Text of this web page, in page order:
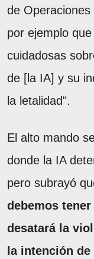
de
por ejemplo
cuidadosas
de [la IA] y su
la letalidad".
El alto mando
donde la IA
pero subrayó
debemos
desatará la
la intención